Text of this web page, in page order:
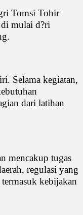
Tomsi Tohir
mulai d?ri
Selama kegiatan,
dari latihan
mencakup tugas
regulasi yang
kebijakan